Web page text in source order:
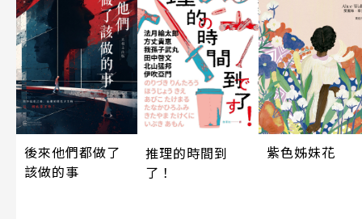
後來他們都做了
該做的事
推理的時間到
了！
紫色姊妹花